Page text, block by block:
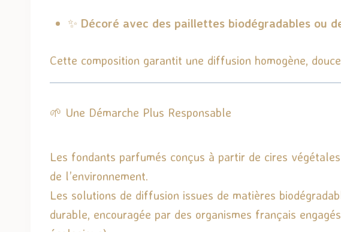
✨ Décoré avec des paillettes biodégradables ou
Cette composition garantit une diffusion homogène,
🌱 Une Démarche Plus Responsable
Les fondants parfumés conçus à partir de cires
de l’environnement.
Les solutions de diffusion issues de matières
durable, encouragée par des organismes français